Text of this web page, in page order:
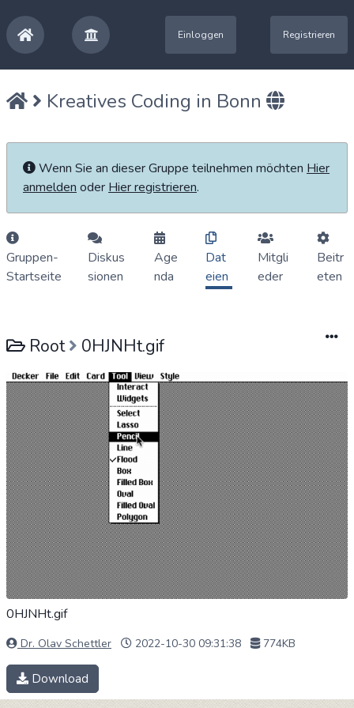
Einloggen Registrieren
Kreatives Coding in Bonn
Wenn Sie an dieser Gruppe teilnehmen möchten Hier
anmelden oder Hier registrieren.
Gruppen-
Startseite
Diskus
sionen
Age
nda
Dat
eien
Mitgli
eder
Beitr
eten
Root 0HJNHt.gif
0HJNHt.gif
Dr. Olav Schettler 2022-10-30 09:31:38 774KB
Download